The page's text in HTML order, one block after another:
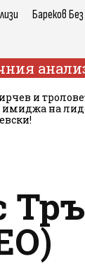
Бареков
и
имиджа на